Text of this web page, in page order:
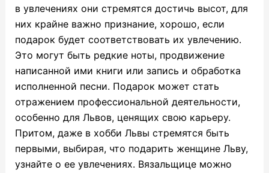
в увлечениях они стремятся достичь высот, для
них крайне важно признание, хорошо, если
подарок будет соответствовать их увлечению.
Это могут быть редкие ноты, продвижение
написанной ими книги или запись и обработка
исполненной песни. Подарок может стать
отражением профессиональной деятельности,
особенно для Львов, ценящих свою карьеру.
Притом, даже в хобби Львы стремятся быть
первыми, выбирая, что подарить женщине Льву,
узнайте о ее увлечениях. Вязальщице можно